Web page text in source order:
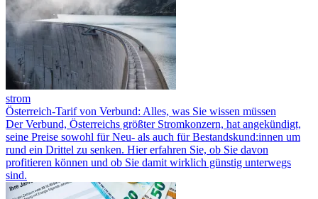
strom
Österreich-Tarif von Verbund: Alles, was Sie wissen müssen
Der Verbund, Österreichs größter Stromkonzern, hat angekündigt,
seine Preise sowohl für Neu- als auch für Bestandskund:innen um
rund ein Drittel zu senken. Hier erfahren Sie, ob Sie davon
profitieren können und ob Sie damit wirklich günstig unterwegs
sind.